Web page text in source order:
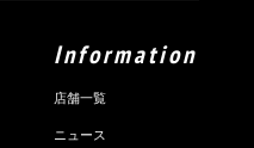
Information
店舗一覧
ニュース